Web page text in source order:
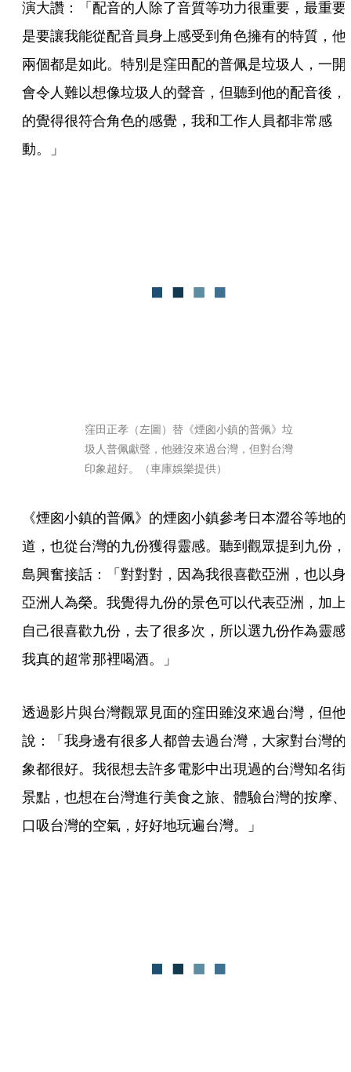
演大讚：「配音的人除了音質等功力很重要，最重要
是要讓我能從配音員身上感受到角色擁有的特質，他
兩個都是如此。特別是窪田配的普佩是垃圾人，一開
會令人難以想像垃圾人的聲音，但聽到他的配音後，
的覺得很符合角色的感覺，我和工作人員都非常感
動。」
窪田正孝（左圖）替《煙囪小鎮的普佩》垃
圾人普佩獻聲，他雖沒來過台灣，但對台灣
印象超好。（車庫娛樂提供）
《煙囪小鎮的普佩》的煙囪小鎮參考日本澀谷等地的
道，也從台灣的九份獲得靈感。聽到觀眾提到九份，
島興奮接話：「對對對，因為我很喜歡亞洲，也以身
亞洲人為榮。我覺得九份的景色可以代表亞洲，加上
自己很喜歡九份，去了很多次，所以選九份作為靈感
我真的超常那裡喝酒。」
透過影片與台灣觀眾見面的窪田雖沒來過台灣，但他
說：「我身邊有很多人都曾去過台灣，大家對台灣的
象都很好。我很想去許多電影中出現過的台灣知名街
景點，也想在台灣進行美食之旅、體驗台灣的按摩、
口吸台灣的空氣，好好地玩遍台灣。」